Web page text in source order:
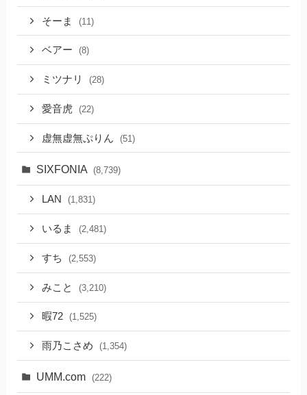
そーま (11)
ベアー (8)
ミツナリ (28)
愛音虎 (22)
虚無虚無ぷりん (51)
SIXFONIA (8,739)
LAN (1,831)
いるま (2,481)
すち (2,553)
みこと (3,210)
暇72 (1,525)
雨乃こさめ (1,354)
UMM.com (222)